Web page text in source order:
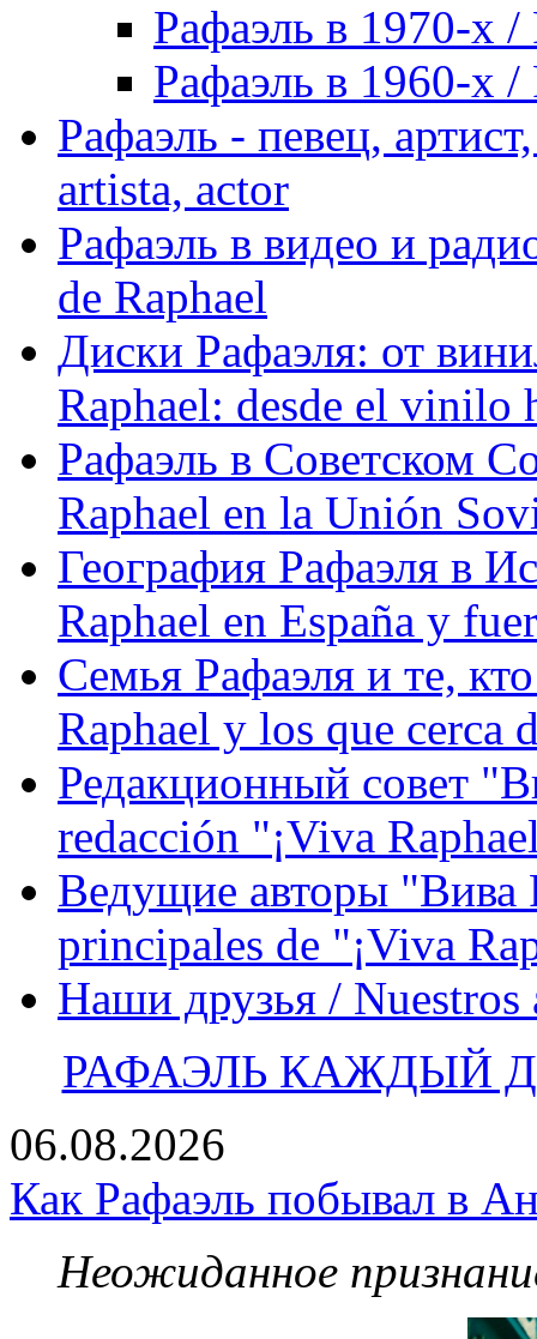
Рафаэль в 1970-х /
Рафаэль в 1960-х /
Рафаэль - певец,
artista, actor
Рафаэль в видео и
de Raphael
Диски Рафаэля: от
Raphael: desde el vinilo
Рафаэль в Советском
Raphael en la Unión
География Рафаэля в
Raphael en España y
Семья Рафаэля и те,
Raphael y los que cerca
Редакционный совет
redacción "¡Viva
Ведущие авторы "Вива
principales de "¡Viva
Наши друзья / Nuestros
РАФАЭЛЬ КАЖДЫЙ
06.08.2026
Как Рафаэль побывал в
Неожиданное